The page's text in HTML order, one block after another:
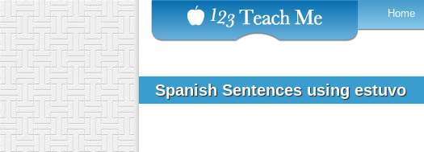
Home
Spanish Sentences using estuvo